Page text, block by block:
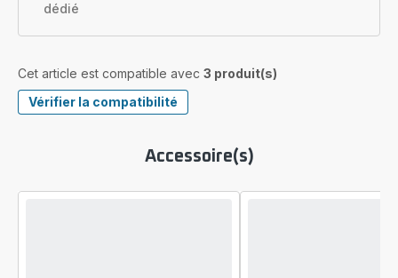
dédié
Cet article est compatible avec 3 produit(s)
Vérifier la compatibilité
Accessoire(s)